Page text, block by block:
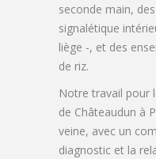
seconde main,
signalétique
liège -, et des
de riz.
Notre travail pour
de Châteaudun à
veine, avec un
diagnostic et la